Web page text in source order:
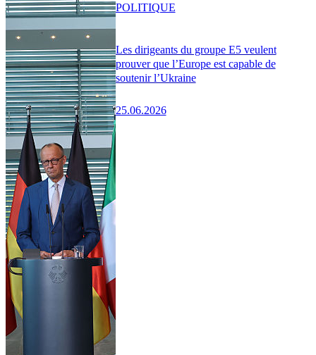
Les dirigeants du groupe E5 veulent
prouver que l’Europe est capable de
soutenir l’Ukraine
25.06.2026
POLITIQUE